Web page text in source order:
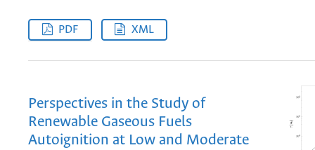
PDF XML
Perspectives in the Study of
Renewable Gaseous Fuels
Autoignition at Low and Moderate